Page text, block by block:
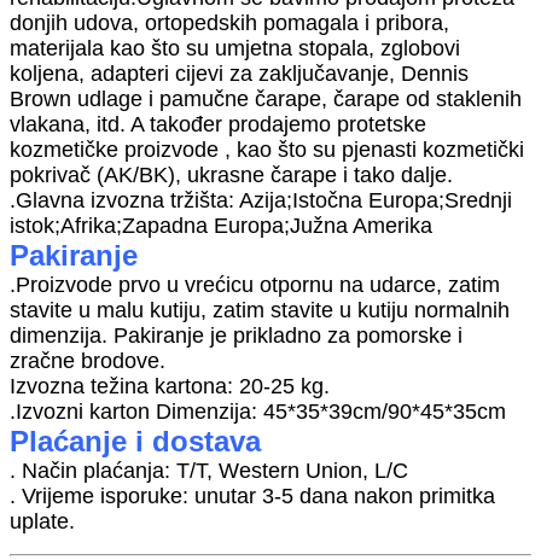
donjih udova, ortopedskih pomagala i pribora,
materijala kao što su umjetna stopala, zglobovi
koljena, adapteri cijevi za zaključavanje, Dennis
Brown udlage i pamučne čarape, čarape od staklenih
vlakana, itd. A također prodajemo protetske
kozmetičke proizvode , kao što su pjenasti kozmetički
pokrivač (AK/BK), ukrasne čarape i tako dalje.
.Glavna izvozna tržišta: Azija;Istočna Europa;Srednji
istok;Afrika;Zapadna Europa;Južna Amerika
Pakiranje
.Proizvode prvo u vrećicu otpornu na udarce, zatim
stavite u malu kutiju, zatim stavite u kutiju normalnih
dimenzija. Pakiranje je prikladno za pomorske i
zračne brodove.
Izvozna težina kartona: 20-25 kg.
.Izvozni karton Dimenzija: 45*35*39cm/90*45*35cm
Plaćanje i dostava
. Način plaćanja: T/T, Western Union, L/C
. Vrijeme isporuke: unutar 3-5 dana nakon primitka
uplate.